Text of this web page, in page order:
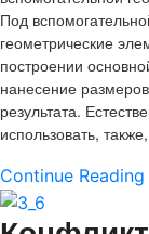
Под
геометрические
построении
нанесение
результата.
использовать,
Continue Reading